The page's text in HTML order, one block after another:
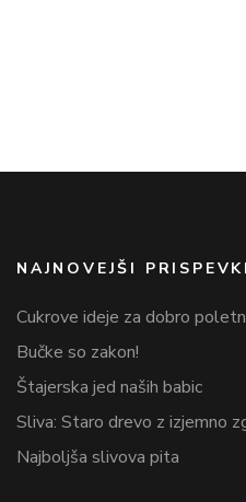
NAJNOVEJŠI PRISPEVKI
Cukrove ideje za dobro
Bučke so zakon!
Štajerska jed naših babic
Sliva: Staro drevo z izjemno
Najboljša slivova pita